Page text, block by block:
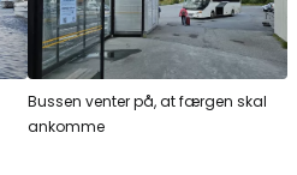
Bussen venter på, at færgen skal
ankomme